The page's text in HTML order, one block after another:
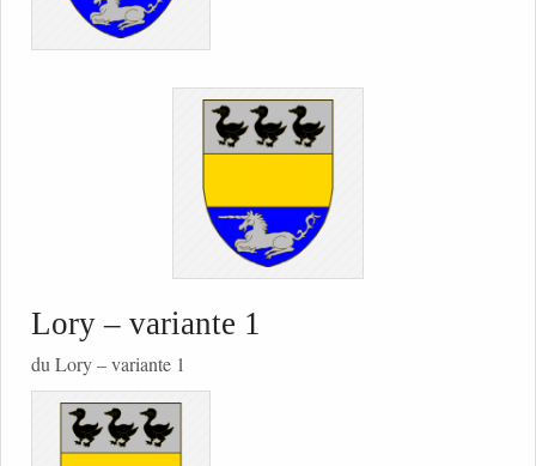
Lory – variante 1
du Lory – variante 1